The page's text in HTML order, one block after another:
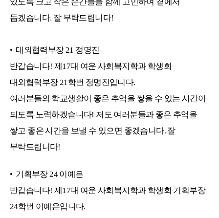
돕겠습니다. 잘 부탁드립니다!
•대외협력부장21 정명진
반갑습니다! 제17대 여운 사회복지학과 학생회
대외협력부장 21학번 정명진입니다.
여러분들의 학교생활이 좋은 추억을 쌓을 수 있는 시간이
되도록 노력하겠습니다! 저도 여러분들과 좋은 추억을
쌓고 좋은 시간을 보낼 수 있으면 좋겠습니다. 잘
부탁드립니다!
• 기획부장24이예은
반갑습니다! 제17대 여운 사회복지학과 학생회 기획부장
24학번 이예은입니다.